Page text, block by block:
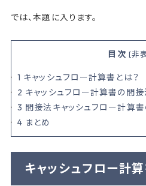
では、本題に入ります。
目次 [非
1 キャッシュフロー計算書とは？
2 キャッシュフロー計算書の間
3 間接法キャッシュフロー計算
4 まとめ
キャッシュフロー計算